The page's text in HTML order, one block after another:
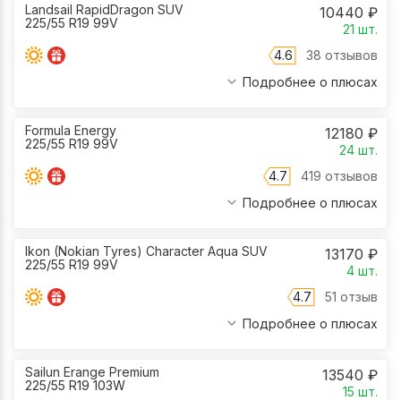
Landsail RapidDragon SUV
225/55 R19 99V
10440 ₽
21 шт.
4.6
38 отзывов
Подробнее о плюсах
Formula Energy
225/55 R19 99V
12180 ₽
24 шт.
4.7
419 отзывов
Подробнее о плюсах
Ikon (Nokian Tyres) Character Aqua SUV
225/55 R19 99V
13170 ₽
4 шт.
4.7
51 отзыв
Подробнее о плюсах
Sailun Erange Premium
225/55 R19 103W
13540 ₽
15 шт.